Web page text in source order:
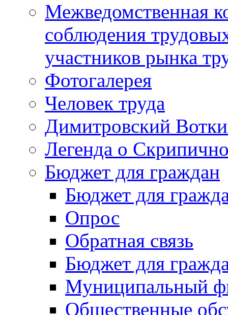
Межведомственная
соблюдения
участников рынка
Фотогалерея
Человек труда
Димитровский
Легенда о
Бюджет для граждан
Бюджет для
Опрос
Обратная связь
Бюджет для
Муниципальный
Общественные